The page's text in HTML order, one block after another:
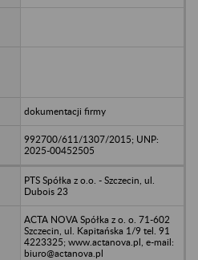
dokumentacji firmy
992700/611/1307/2015; UNP:
2025-00452505
PTS Spółka z o.o. - Szczecin, ul.
Dubois 23
ACTA NOVA Spółka z o. o. 71-602
Szczecin, ul. Kapitańska 1/9 tel. 91
4223325; www.actanova.pl, e-mail:
biuro@actanova.pl